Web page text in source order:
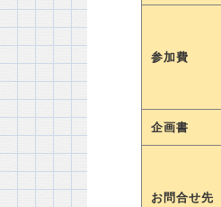
参加費
企画書
お問合せ先